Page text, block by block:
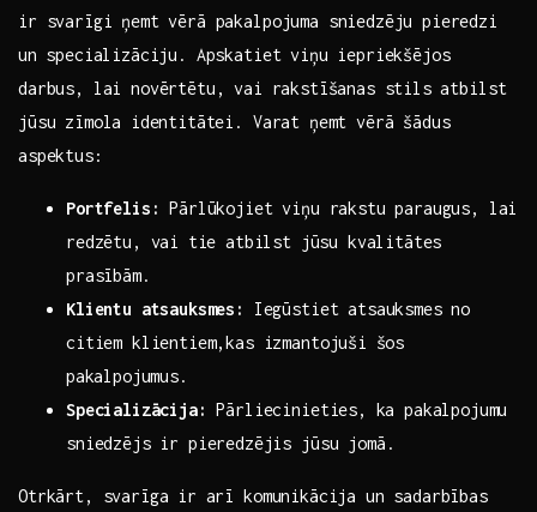
ir svarīgi ņemt ‍vērā pakalpojuma sniedzēju pieredzi
un ⁣specializāciju. Apskatiet viņu‍ iepriekšējos
darbus, lai novērtētu, vai⁤ rakstīšanas stils⁣ atbilst
jūsu ​zīmola⁢ identitātei. Varat ņemt vērā ‍šādus
aspektus:
Portfelis: ‍Pārlūkojiet viņu rakstu‍ paraugus, lai
redzētu, vai ⁤tie atbilst⁢ jūsu kvalitātes
prasībām.
Klientu atsauksmes:
​Iegūstiet atsauksmes no
citiem klientiem,kas ​izmantojuši⁣ šos
⁣pakalpojumus.
Specializācija: Pārliecinieties,⁣ ka pakalpojumu
sniedzējs ir pieredzējis jūsu jomā.
Otrkārt, svarīga ⁣ir arī komunikācija‌ un sadarbības